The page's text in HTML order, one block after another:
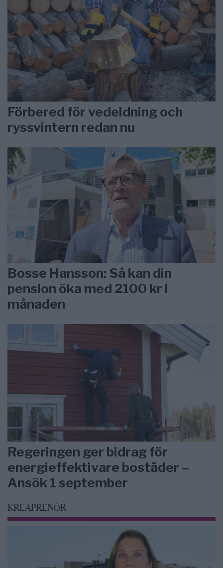
Förbered för vedeldning och
ryssvintern redan nu
Bosse Hansson: Så kan din
pension öka med 2100 kr i
månaden
Regeringen ger bidrag för
energieffektivare bostäder –
Ansök 1 september
KREAPRENÖR